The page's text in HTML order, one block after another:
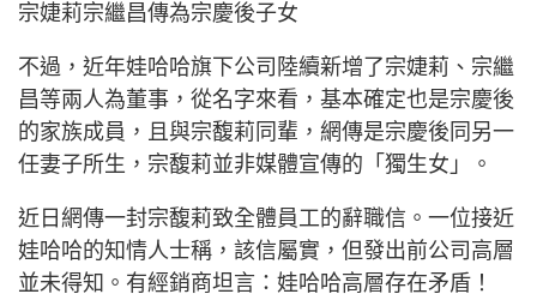
宗婕莉宗繼昌傳為宗慶後子女
不過，近年娃哈哈旗下公司陸續新增了宗婕莉、宗繼
昌等兩人為董事，從名字來看，基本確定也是宗慶後
的家族成員，且與宗馥莉同輩，網傳是宗慶後同另一
任妻子所生，宗馥莉並非媒體宣傳的「獨生女」。
近日網傳一封宗馥莉致全體員工的辭職信。一位接近
娃哈哈的知情人士稱，該信屬實，但發出前公司高層
並未得知。有經銷商坦言：娃哈哈高層存在矛盾！